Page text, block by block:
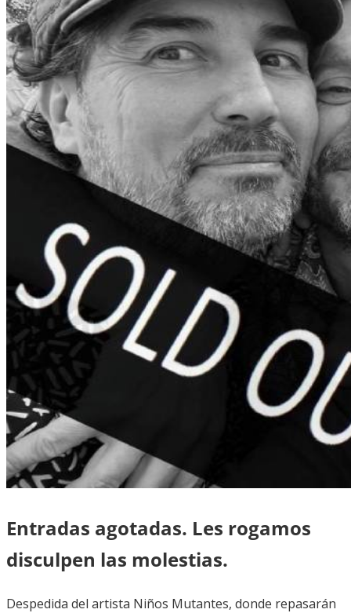
Entradas agotadas. Les rogamos
disculpen las molestias.
Despedida del artista Niños Mutantes, donde repasarán